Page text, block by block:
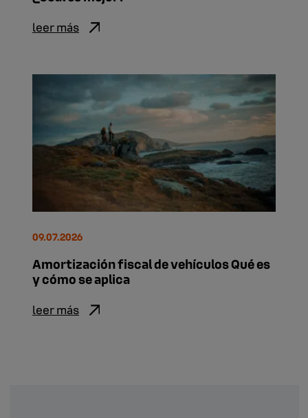
leer más
Amortización fiscal de vehículos Qué es
y cómo se aplica
09.07.2026
leer más